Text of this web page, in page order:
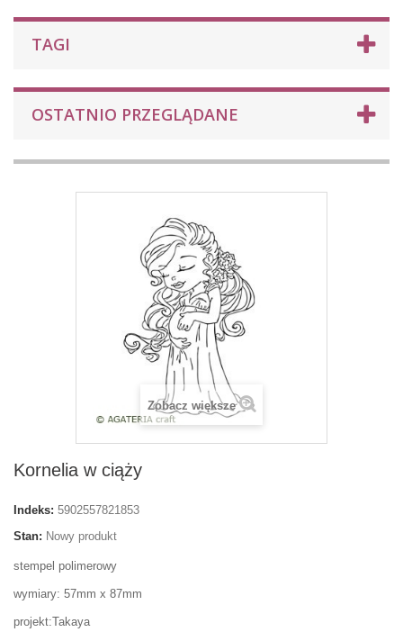
TAGI
OSTATNIO PRZEGLĄDANE
Zobacz większe
Kornelia w ciąży
Indeks: 5902557821853
Stan: Nowy produkt
stempel polimerowy
wymiary: 57mm x 87mm
projekt:Takaya